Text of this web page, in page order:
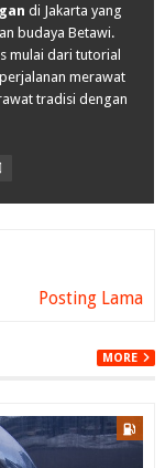
di Jakarta yang
budaya Betawi.
mulai dari tutorial
merawat
tradisi dengan
Posting Lama
MORE